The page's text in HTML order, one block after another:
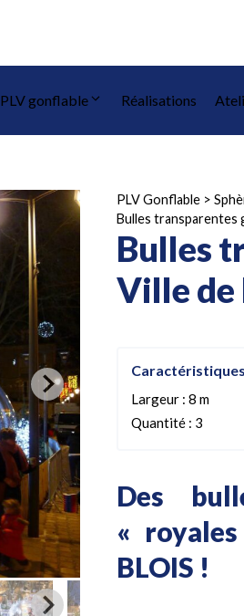
PLV gonflable Réalisations
PLV Gonflable >
Bulles transparentes
Bulles
Ville de
Largeur : 8 m
Quantité : 3
Des
«
BLOIS !